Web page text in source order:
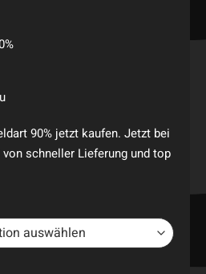
90% jetzt kaufen. Jetzt bei
schneller Lieferung und top